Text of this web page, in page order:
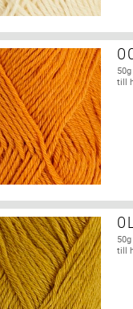
till
till